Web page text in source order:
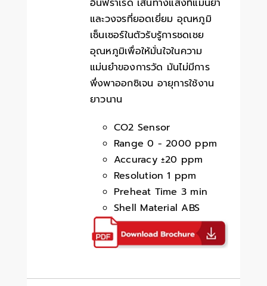
อินฟราเรด เส้นทางแสงที่แม่นยำ
และวงจรที่ยอดเยี่ยม อุณหภูมิ
เซ็นเซอร์ในตัวรับรู้การชดเชย
อุณหภูมิเพื่อให้มั่นใจในความ
แม่นยำของการวัด มันไม่มีการ
พึ่งพาออกซิเจน อายุการใช้งาน
ยาวนาน
CO2 Sensor
Range 0 - 2000 ppm
Accuracy ±20 ppm
Resolution 1 ppm
Preheat Time 3 min
Shell Material ABS